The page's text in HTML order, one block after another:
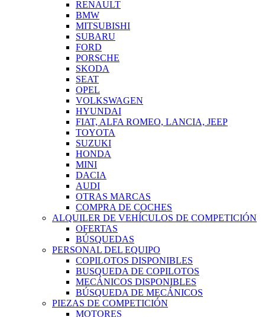
RENAULT
BMW
MITSUBISHI
SUBARU
FORD
PORSCHE
SKODA
SEAT
OPEL
VOLKSWAGEN
HYUNDAI
FIAT, ALFA ROMEO, LANCIA, JEEP
TOYOTA
SUZUKI
HONDA
MINI
DACIA
AUDI
OTRAS MARCAS
COMPRA DE COCHES
ALQUILER DE VEHÍCULOS DE COMPETICIÓN
OFERTAS
BÚSQUEDAS
PERSONAL DEL EQUIPO
COPILOTOS DISPONIBLES
BUSQUEDA DE COPILOTOS
MECÁNICOS DISPONIBLES
BÚSQUEDA DE MECÁNICOS
PIEZAS DE COMPETICIÓN
MOTORES